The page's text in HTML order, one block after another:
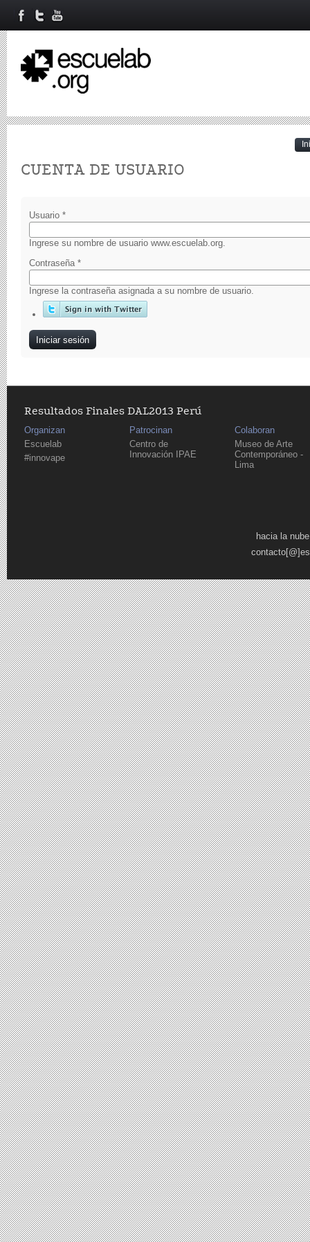
CUENTA DE USUARIO
Usuario *
Ingrese su nombre de usuario www.escuelab.org.
Contraseña *
Ingrese la contraseña asignada a su nombre de usuario.
Resultados Finales DAL2013 Perú
Organizan
Escuelab
#innovape
Patrocinan
Centro de
Innovación IPAE
Colaboran
Museo de Arte
Contemporáneo -
Lima
hacia la